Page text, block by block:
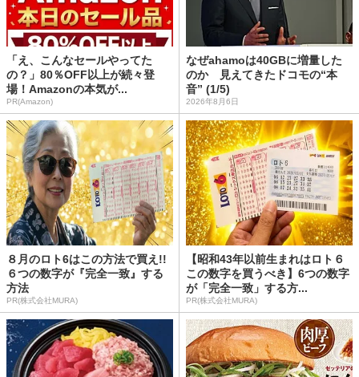
「え、こんなセールやってた
の？」80％OFF以上が続々登
場！Amazonの本気が...
PR(Amazon)
なぜahamoは40GBに増量した
のか 見えてきたドコモの“本
音” (1/5)
2026年8月6日
８月のロト6はこの方法で買え!!
６つの数字が『完全一致』する
方法
PR(株式会社MURA)
【昭和43年以前生まれはロト６
この数字を買うべき】6つの数字
が「完全一致」する方...
PR(株式会社MURA)